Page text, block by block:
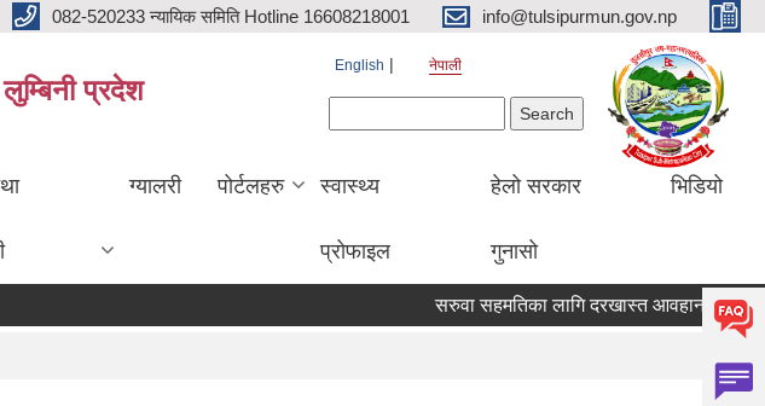
082-520233 न्यायिक समिति Hotline 16608218001 info@tulsipurmun.gov.np
प्रदेश
English नेपाली
ग्यालरी पोर्टलहरु स्वास्थ्य
प्रोफाइल
हेलो सरकार
गुनासो
भिडियो
सरुवा सहमतिका लागि दरखास्त आवहान सम्बन्धि